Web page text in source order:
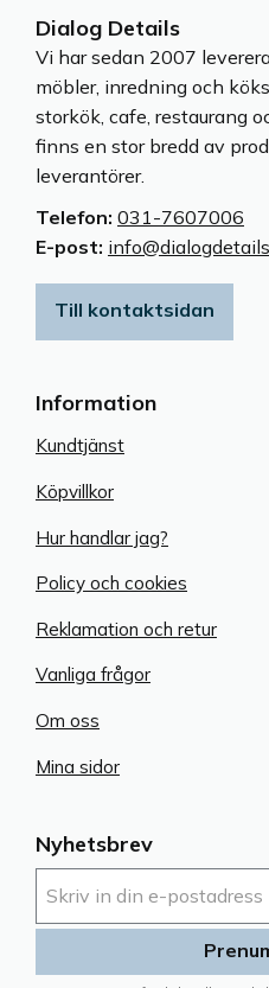
Nyhetsbrev
Information
Kundtjänst
Köpvillkor
Hur handlar jag?
Policy och cookies
Reklamation och retur
Vanliga frågor
Om oss
Mina sidor
Dialog Details
Vi har sedan 2007
möbler, inredning och
storkök, cafe, restaurang
finns en stor bredd av
leverantörer.
Telefon: 031-7607006
E-post:
Till kontaktsidan